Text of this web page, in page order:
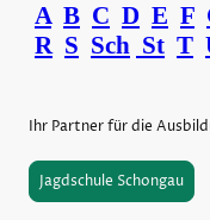
A B C D E F
R S Sch St T
Ihr Partner für die
Jagdschule Schongau